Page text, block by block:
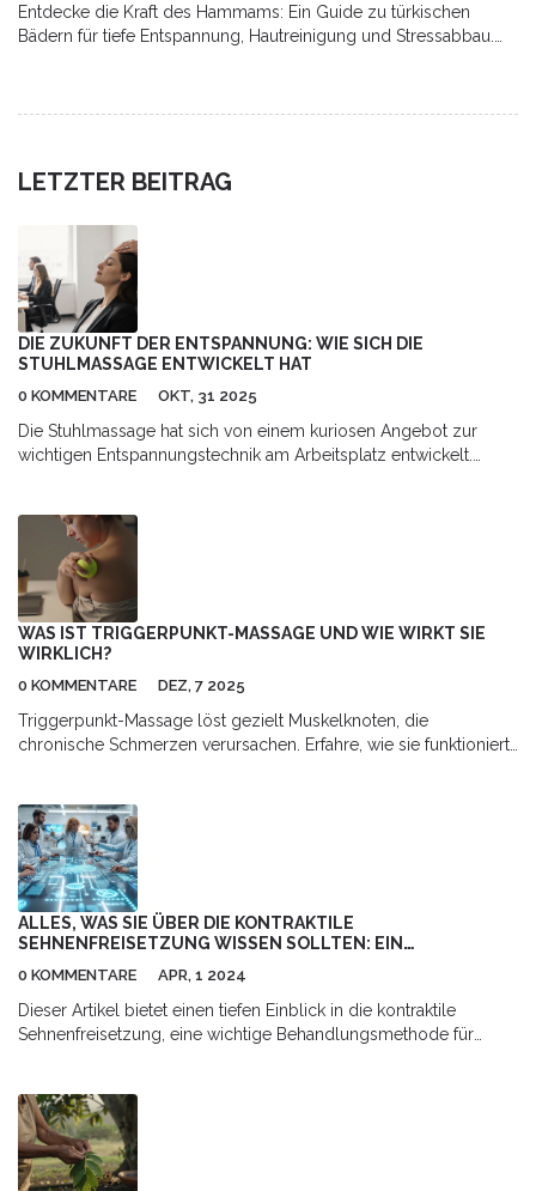
Entdecke die Kraft des Hammams: Ein Guide zu türkischen
Bädern für tiefe Entspannung, Hautreinigung und Stressabbau.
LETZTER BEITRAG
DIE ZUKUNFT DER ENTSPANNUNG: WIE SICH DIE
STUHLMASSAGE ENTWICKELT HAT
0 KOMMENTARE OKT, 31 2025
Die Stuhlmassage hat sich von einem kuriosen Angebot zur
wichtigen Entspannungstechnik am Arbeitsplatz entwickelt.
WAS IST TRIGGERPUNKT-MASSAGE UND WIE WIRKT SIE
WIRKLICH?
0 KOMMENTARE DEZ, 7 2025
Triggerpunkt-Massage löst gezielt Muskelknoten, die
chronische Schmerzen verursachen. Erfahre, wie sie funktioniert,
ALLES, WAS SIE ÜBER DIE KONTRAKTILE
SEHNENFREISETZUNG WISSEN SOLLTEN: EIN
0 KOMMENTARE APR, 1 2024
Dieser Artikel bietet einen tiefen Einblick in die kontraktile
Sehnenfreisetzung, eine wichtige Behandlungsmethode für
der Behandlung, Erfolgsgeschichten und wie Sie sich
bestmöglich darauf vorbereiten können. Dieser Leitfaden wird
von nützlichen Tipps und Ratschlägen unterstützt, um Ihre
Rehabilitation zu verbessern und die häufigsten Fragen zu